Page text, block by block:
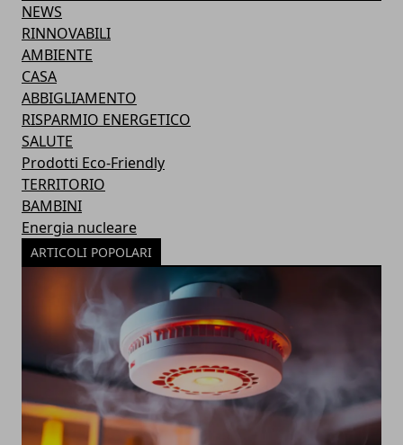
NEWS
RINNOVABILI
AMBIENTE
CASA
ABBIGLIAMENTO
RISPARMIO ENERGETICO
SALUTE
Prodotti Eco-Friendly
TERRITORIO
BAMBINI
Energia nucleare
ARTICOLI POPOLARI